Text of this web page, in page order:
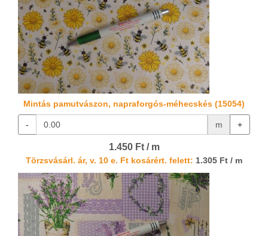
Mintás pamutvászon, napraforgós-méhecskés (15054)
- m +
1.450 Ft / m
Törzsvásárl. ár, v. 10 e. Ft kosárért. felett: 1.305 Ft / m